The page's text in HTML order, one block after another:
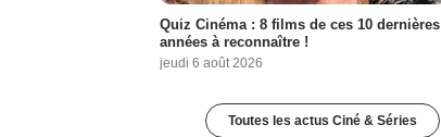
Quiz Cinéma : 8 films de ces 10 dernières
années à reconnaître !
jeudi 6 août 2026
Toutes les actus Ciné & Séries